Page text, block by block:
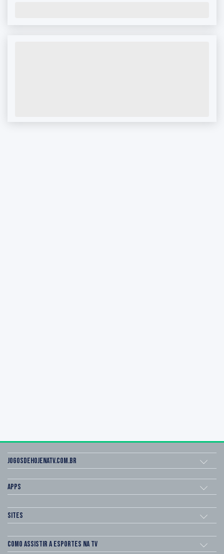
Jogosdehojenatv.com.br
Apps
Sites
Como assistir a esportes na TV